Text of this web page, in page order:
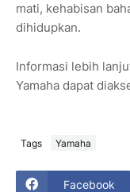
mati, kehabisan
dihidupkan.
Informasi lebih
Yamaha dapat
Tags Yamaha
Facebook